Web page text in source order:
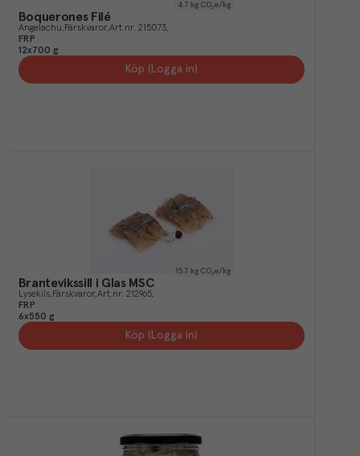
4.7 kg CO₂e/kg
Boquerones Filé
Angelachu Färskvaror Art.nr. 215073
FRP
12x700 g
Köp (Logga in)
15.7 kg CO₂e/kg
Brantevikssill i Glas MSC
Lysekils Färskvaror Art.nr. 212965
FRP
6x550 g
Köp (Logga in)